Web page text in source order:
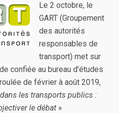
Le 2 octobre, le
GART (Groupement
des autorités
responsables de
transport) met sur
confiée au bureau d’études
de février à août 2019,
les transports publics :
le débat »